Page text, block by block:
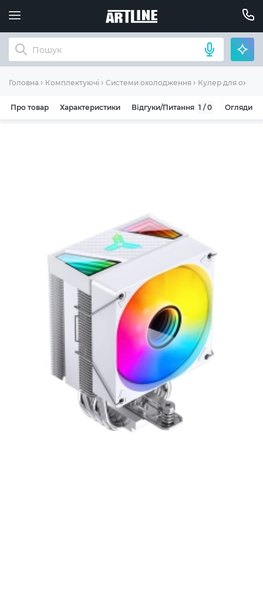
Головна Комплектуючі Системи охолодження Кулер для
Про товар Характеристики Відгуки/Питання 1 / 0 Огляди